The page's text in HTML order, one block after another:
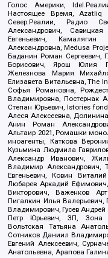
Голос Америки,
Настоящее Время, Azatliq
Север.Реалии, Радио
Александрович,
Евгеньевич,
Александровна, Medusa
Баданин Роман Сергеевич,
Борисович, Ярош Юлия
Железнова Мария
Елизавета Витальевна, The
Софья Романовна,
Владимировна, Постернак
Степан Юрьевич, Istories
Алеся Алексеевна,
Анин Роман
Альтаир 2021, Ромашки
иноагенты, Каткова
Кузьмина Людмила
Александр Иванович,
Владимир Александрович,
Евгеньевич, Ковин
Любарев Аркадий
Викторович, Важенков
Пигалкин Илья Валерьевич,
Владимирович, Гусев
Петр Юрьевич, ЗП, Зона
Вольтская Татьяна
Сотников Даниил
Евгений Алексеевич,
Анатольевна, Арапова